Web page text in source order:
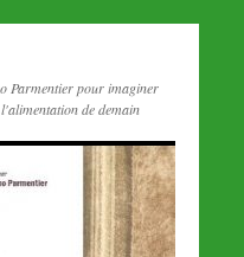
Parmentier pour imaginer
de demain